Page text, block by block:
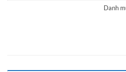
Danh